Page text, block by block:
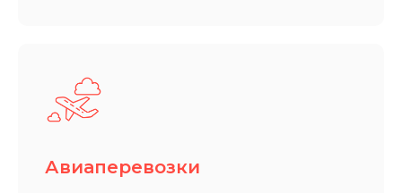
Авиаперевозки